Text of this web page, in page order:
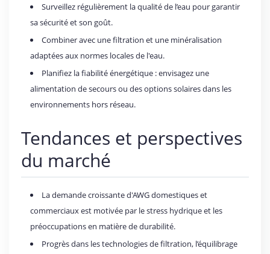
Surveillez régulièrement la qualité de l’eau pour garantir
sa sécurité et son goût.
Combiner avec une filtration et une minéralisation
adaptées aux normes locales de l'eau.
Planifiez la fiabilité énergétique : envisagez une
alimentation de secours ou des options solaires dans les
environnements hors réseau.
Tendances et perspectives
du marché
La demande croissante d'AWG domestiques et
commerciaux est motivée par le stress hydrique et les
préoccupations en matière de durabilité.
Progrès dans les technologies de filtration, l’équilibrage